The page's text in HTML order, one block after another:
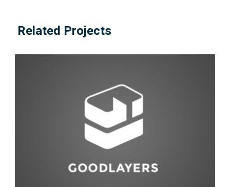
Related Projects